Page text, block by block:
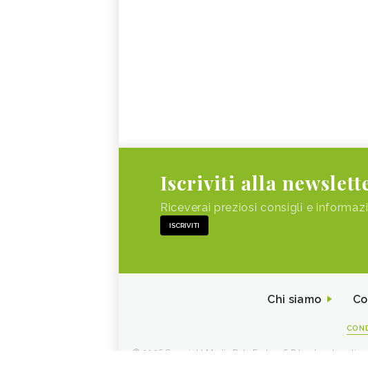
Iscriviti alla
Riceverai preziosi consigli e
ISCRIVITI
Chi siamo
© 2026 Copyright Media Data Factory S.R.L. - I contenuti